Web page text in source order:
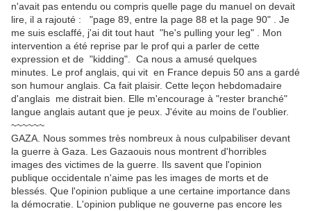
n'avait pas entendu ou compris quelle page du manuel on devait
lire, il a rajouté : "page 89, entre la page 88 et la page 90" . Je
me suis esclaffé, j'ai dit tout haut "he's pulling your leg" . Mon
intervention a été reprise par le prof qui a parler de cette
expression et de "kidding". Ca nous a amusé quelques
minutes. Le prof anglais, qui vit en France depuis 50 ans a gardé
son humour anglais. Ca fait plaisir. Cette leçon hebdomadaire
d'anglais me distrait bien. Elle m'encourage à "rester branché"
langue anglais autant que je peux. J'évite au moins de l'oublier.
~~~~~~
GAZA. Nous sommes très nombreux à nous culpabiliser devant
la guerre à Gaza. Les Gazaouis nous montrent d'horribles
images des victimes de la guerre. Ils savent que l'opinion
publique occidentale n'aime pas les images de morts et de
blessés. Que l'opinion publique a une certaine importance dans
la démocratie. L'opinion publique ne gouverne pas encore les